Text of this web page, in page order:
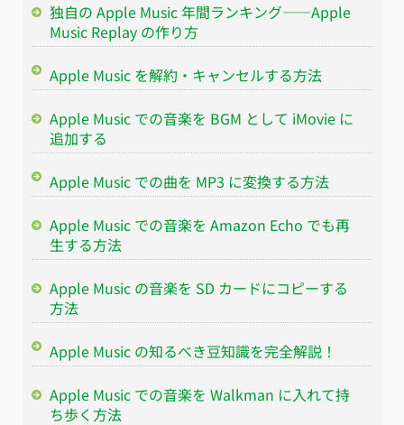
独自の Apple Music 年間ランキング——Apple
Music Replay の作り方
Apple Music を解約・キャンセルする方法
Apple Music での音楽を BGM として iMovie に
追加する
Apple Music での曲を MP3 に変換する方法
Apple Music での音楽を Amazon Echo でも再
生する方法
Apple Music の音楽を SD カードにコピーする
方法
Apple Music の知るべき豆知識を完全解説！
Apple Music での音楽を Walkman に入れて持
ち歩く方法